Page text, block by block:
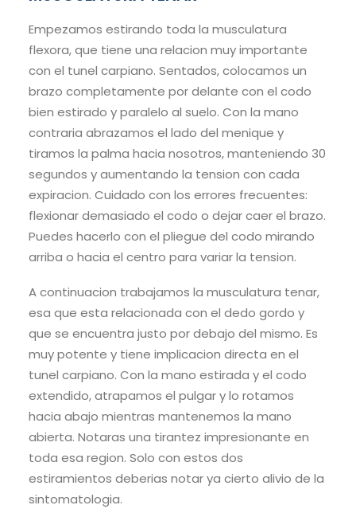
Empezamos estirando toda la musculatura
flexora, que tiene una relacion muy importante
con el tunel carpiano. Sentados, colocamos un
brazo completamente por delante con el codo
bien estirado y paralelo al suelo. Con la mano
contraria abrazamos el lado del menique y
tiramos la palma hacia nosotros, manteniendo 30
segundos y aumentando la tension con cada
expiracion. Cuidado con los errores frecuentes:
flexionar demasiado el codo o dejar caer el brazo.
Puedes hacerlo con el pliegue del codo mirando
arriba o hacia el centro para variar la tension.
A continuacion trabajamos la musculatura tenar,
esa que esta relacionada con el dedo gordo y
que se encuentra justo por debajo del mismo. Es
muy potente y tiene implicacion directa en el
tunel carpiano. Con la mano estirada y el codo
extendido, atrapamos el pulgar y lo rotamos
hacia abajo mientras mantenemos la mano
abierta. Notaras una tirantez impresionante en
toda esa region. Solo con estos dos
estiramientos deberias notar ya cierto alivio de la
sintomatologia.